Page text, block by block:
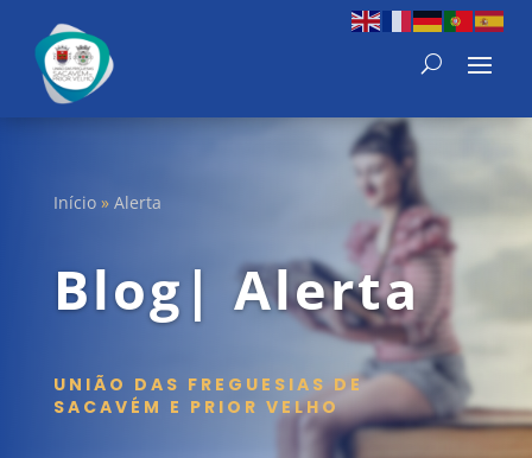
Início» Alerta
Blog| Alerta
UNIÃO DAS FREGUESIAS DE
SACAVÉM E PRIOR VELHO